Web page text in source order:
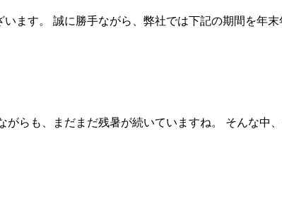
ます。 誠に勝手ながら、弊社では下記の期間を年
らも、まだまだ残暑が続いていますね。 そんな中